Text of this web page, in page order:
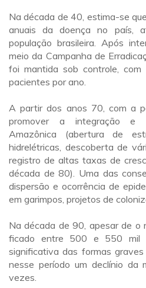
Na década de 40, estima-se
anuais da doença no país,
população brasileira. Após
meio da Campanha de
foi mantida sob controle,
pacientes por ano.
A partir dos anos 70, com a
promover a integração e
Amazônica (abertura de
hidrelétricas, descoberta de
registro de altas taxas de
década de 80). Uma das
dispersão e ocorrência de
em garimpos, projetos de
Na década de 90, apesar de o
ficado entre 500 e 550 mil
significativa das formas
nesse período um declínio da
vezes.